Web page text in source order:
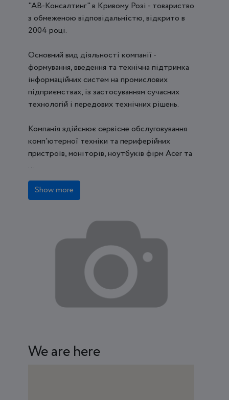
"АВ-Консалтинг" в Кривому Розі - товариство
з обмеженою відповідальністю, відкрито в
2004 році.
Основний вид діяльності компанії -
формування, введення та технічна підтримка
інформаційних систем на промислових
підприємствах, із застосуванням сучасних
технологій і передових технічних рішень.
Компанія здійснює сервісне обслуговування
комп'ютерної техніки та периферійних
пристроїв, моніторів, ноутбуків фірм Acer та
...
Show more
We are here